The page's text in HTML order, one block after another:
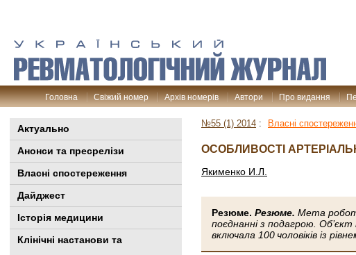
Головна Свіжий номер Архів номерів Автори Про видання
Актуально
Анонси та пресрелізи
Власні спостереження
Дайджест
Історія медицини
Клінiчні настанови та
№55 (1) 2014 : Власні
ОСОБЛИВОСТІ
Якименко И.Л.
Резюме. Резюме. Мета
поєднанні з подагрою.
включала 100 чоловіків із